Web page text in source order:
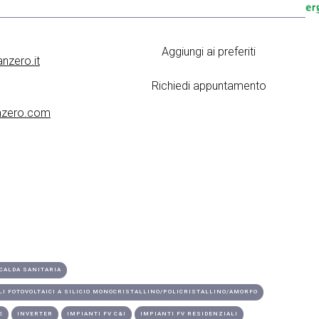
Aggiungi ai preferiti
Richiedi appuntamento
SANITARIA
FOTOVOLTAICI A SILICIO MONOCRISTALLINO/POLICRISTALLINO/AMORFO
INVERTER IMPIANTI FV C&I IMPIANTI FV RESIDENZIALI